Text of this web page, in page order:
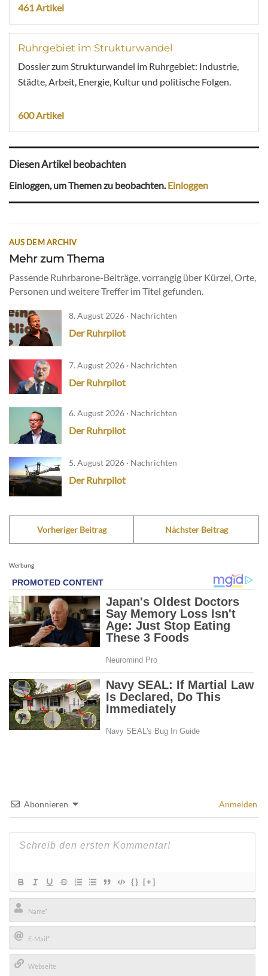
461 Artikel
Ruhrgebiet im Strukturwandel
Dossier zum Strukturwandel im Ruhrgebiet: Industrie,
Städte, Arbeit, Energie, Kultur und politische Folgen.
600 Artikel
Diesen Artikel beobachten
Einloggen, um Themen zu beobachten.Einloggen
AUS DEM ARCHIV
Mehr zum Thema
Passende Ruhrbarone-Beiträge, vorrangig über Kürzel, Orte,
Personen und weitere Treffer im Titel gefunden.
8. August 2026 · Nachrichten
Der Ruhrpilot
7. August 2026 · Nachrichten
Der Ruhrpilot
6. August 2026 · Nachrichten
Der Ruhrpilot
5. August 2026 · Nachrichten
Der Ruhrpilot
Vorheriger Beitrag Nächster Beitrag
Werbung
Abonnieren Anmelden
{} [+]
Name*
E-
Mail*